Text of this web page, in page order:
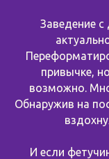
Заведение
привычке,
возможно.
Обнаружив на
И если